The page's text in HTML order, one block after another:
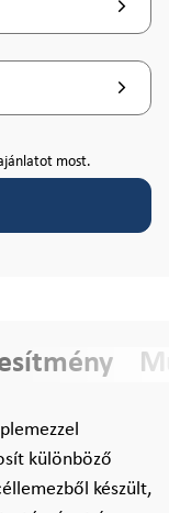
most.
különböző
készült,